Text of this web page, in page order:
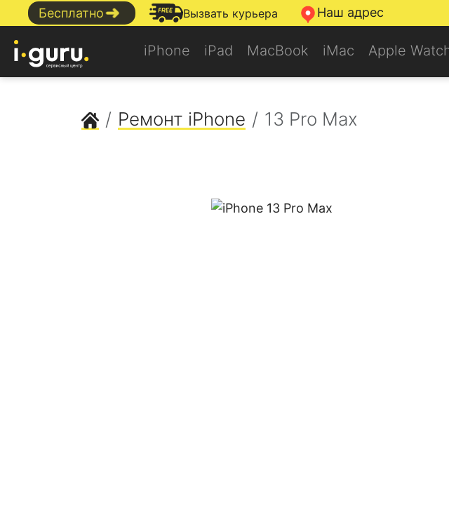
Бесплатно➜ Вызвать курьера Наш адрес
iPhone iPad MacBook iMac Apple
Сервисный центр Apple
Ремонт iPhone 13 Pro Max